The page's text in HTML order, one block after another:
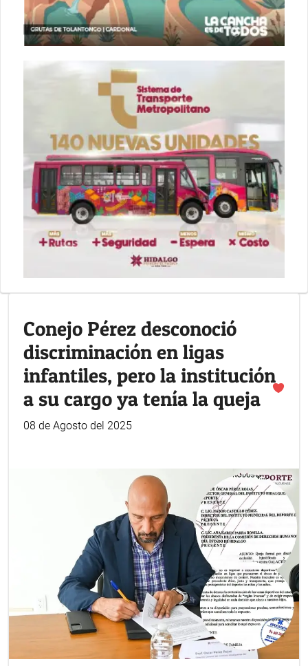
Conejo Pérez desconoció
discriminación en ligas
infantiles, pero la institución
a su cargo ya tenía la queja
08 de Agosto del 2025